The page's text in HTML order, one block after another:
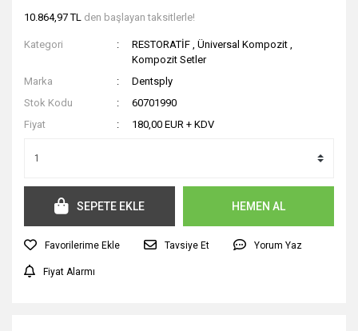
10.864,97 TL den başlayan taksitlerle!
Kategori RESTORATİF ,Üniversal Kompozit ,
Kompozit Setler
Marka
Dentsply
Stok Kodu
60701990
Fiyat
180,00 EUR + KDV
SEPETE EKLE HEMEN AL
Tavsiye Et Yorum Yaz
Fiyat Alarmı